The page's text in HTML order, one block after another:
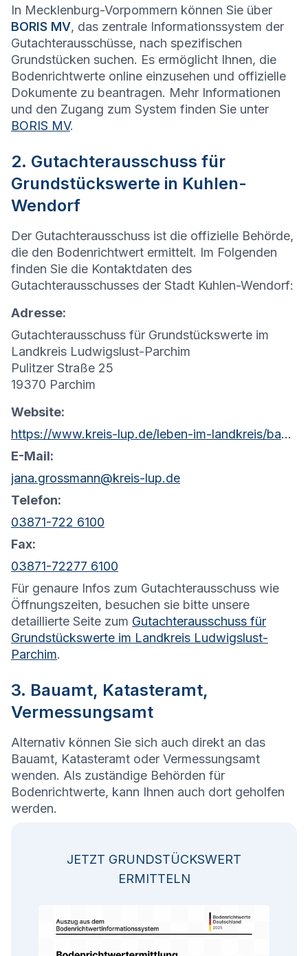
In Mecklenburg-Vorpommern können Sie über
BORIS MV, das zentrale Informationssystem der
Gutachterausschüsse, nach spezifischen
Grundstücken suchen. Es ermöglicht Ihnen, die
Bodenrichtwerte online einzusehen und offizielle
Dokumente zu beantragen. Mehr Informationen
und den Zugang zum System finden Sie unter
BORIS MV.
2. Gutachterausschuss für
Grundstückswerte in Kuhlen-
Wendorf
Der Gutachterausschuss ist die offizielle Behörde,
die den Bodenrichtwert ermittelt. Im Folgenden
finden Sie die Kontaktdaten des
Gutachterausschusses der Stadt Kuhlen-Wendorf:
Adresse:
Gutachterausschuss für Grundstückswerte im
Landkreis Ludwigslust-Parchim
Pulitzer Straße 25
19370 Parchim
Website:
https://www.kreis-lup.de/leben-im-landkreis/bauen-wohnen/grundstuecksmarkt
E-Mail:
jana.grossmann@kreis-lup.de
Telefon:
03871-722 6100
Fax:
03871-72277 6100
Für genaure Infos zum Gutachterausschuss wie
Öffnungszeiten, besuchen sie bitte unsere
detaillierte Seite zum Gutachterausschuss für
Grundstückswerte im Landkreis Ludwigslust-
Parchim.
3. Bauamt, Katasteramt,
Vermessungsamt
Alternativ können Sie sich auch direkt an das
Bauamt, Katasteramt oder Vermessungsamt
wenden. Als zuständige Behörden für
Bodenrichtwerte, kann Ihnen auch dort geholfen
werden.
JETZT GRUNDSTÜCKSWERT
ERMITTELN